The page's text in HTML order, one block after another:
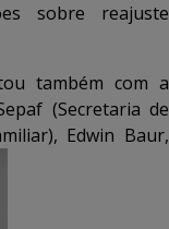
sobre reajuste
também com a
(Secretaria de
Edwin Baur,